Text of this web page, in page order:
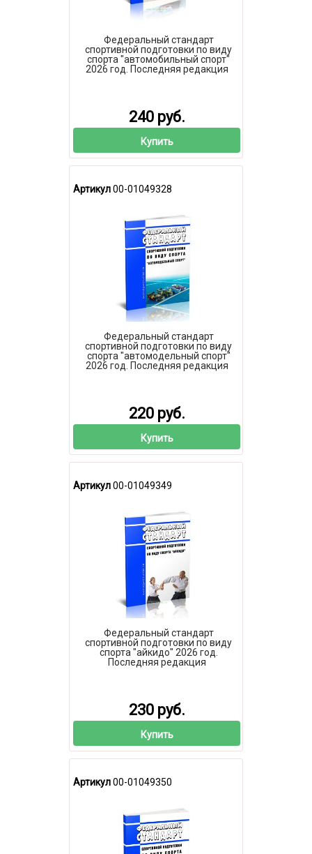
Федеральный стандарт
спортивной подготовки по виду
спорта "автомобильный спорт"
2026 год. Последняя редакция
240 руб.
Купить
Артикул00-01049328
Федеральный стандарт
спортивной подготовки по виду
спорта "автомодельный спорт"
2026 год. Последняя редакция
220 руб.
Купить
Артикул00-01049349
Федеральный стандарт
спортивной подготовки по виду
спорта "айкидо" 2026 год.
Последняя редакция
230 руб.
Купить
Артикул00-01049350